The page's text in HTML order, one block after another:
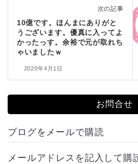
次の記事
10億です。ほんまにありがと
うございます。優真に入ってよ
かったっす。余裕で元が取れち
ゃいましたｗ
2020年4月1日
お問合せ
ブログをメールで購読
メールアドレスを記入して購